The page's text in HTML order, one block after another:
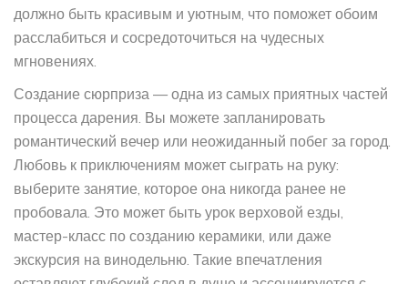
должно быть красивым и уютным, что поможет обоим
расслабиться и сосредоточиться на чудесных
мгновениях.
Создание сюрприза — одна из самых приятных частей
процесса дарения. Вы можете запланировать
романтический вечер или неожиданный побег за город.
Любовь к приключениям может сыграть на руку:
выберите занятие, которое она никогда ранее не
пробовала. Это может быть урок верховой езды,
мастер-класс по созданию керамики, или даже
экскурсия на винодельню. Такие впечатления